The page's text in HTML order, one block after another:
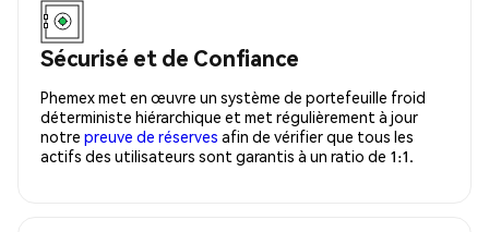
Sécurisé et de Confiance
Phemex met en œuvre un système de portefeuille froid
déterministe hiérarchique et met régulièrement à jour
notre preuve de réserves afin de vérifier que tous les
actifs des utilisateurs sont garantis à un ratio de 1:1.